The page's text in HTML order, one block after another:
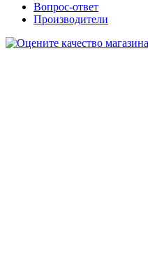
Вопрос-ответ
Производители